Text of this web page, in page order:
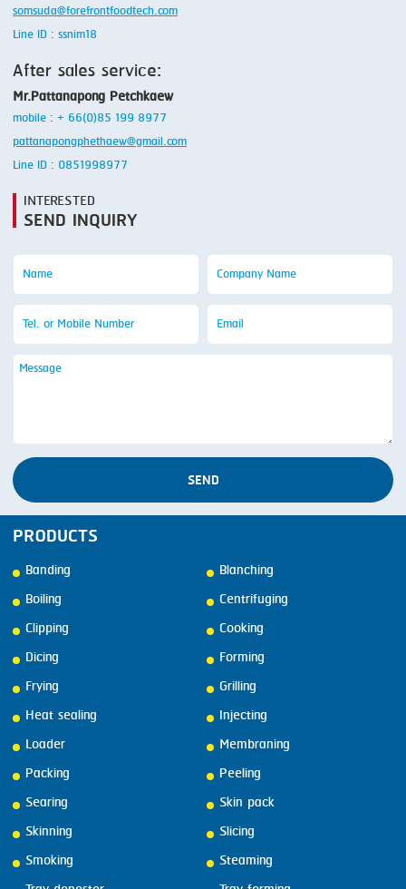
somsuda@forefrontfoodtech.com
Line ID : ssnim18
After sales service:
Mr.Pattanapong Petchkaew
mobile : + 66(0)85 199 8977
pattanapongphethaew@gmail.com
Line ID : 0851998977
INTERESTED
SEND INQUIRY
SEND
PRODUCTS
Banding
Blanching
Boiling
Centrifuging
Clipping
Cooking
Dicing
Forming
Frying
Grilling
Heat sealing
Injecting
Loader
Membraning
Packing
Peeling
Searing
Skin pack
Skinning
Slicing
Smoking
Steaming